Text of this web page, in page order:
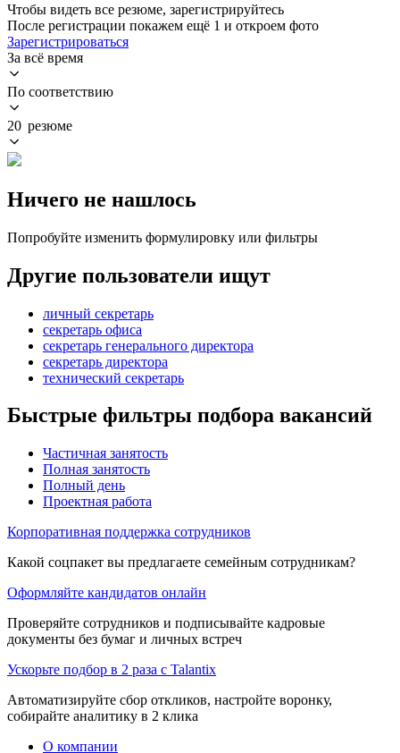
Чтобы видеть все резюме, зарегистрируйтесь
После регистрации покажем ещё 1 и откроем фото
Зарегистрироваться
За всё время
По соответствию
20 резюме
Ничего не нашлось
Попробуйте изменить формулировку или фильтры
Другие пользователи ищут
личный секретарь
секретарь офиса
секретарь генерального директора
секретарь директора
технический секретарь
Быстрые фильтры подбора вакансий
Частичная занятость
Полная занятость
Полный день
Проектная работа
Корпоративная поддержка сотрудников
Какой соцпакет вы предлагаете семейным сотрудникам?
Оформляйте кандидатов онлайн
Проверяйте сотрудников и подписывайте кадровые
документы без бумаг и личных встреч
Ускорьте подбор в 2 раза с Talantix
Автоматизируйте сбор откликов, настройте воронку,
собирайте аналитику в 2 клика
О компании